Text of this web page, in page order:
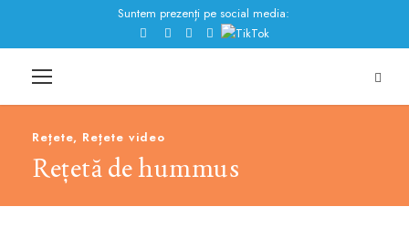
Suntem prezenți pe social media:
Rețete, Rețete video
Rețetă de hummus